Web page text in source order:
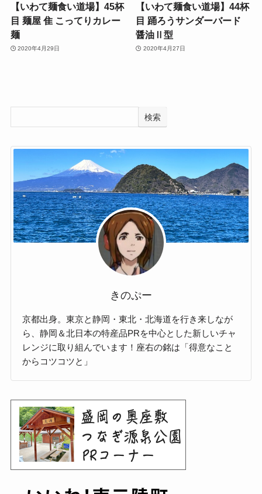
【いわて麺食い道場】45杯
目 麺屋 隹 こってりカレー
麺
2020年4月29日
【いわて麺食い道場】44杯
目 踊ろうサンダーバード
醤油Ⅱ型
2020年4月27日
検索
きのぷー
京都出身。東京と静岡・東北・北海道を行き来しなが
ら、静岡＆北日本の特産品PRを中心とした新しいチャ
レンジに取り組んでいます！座右の銘は「得意なこと
からコツコツと」